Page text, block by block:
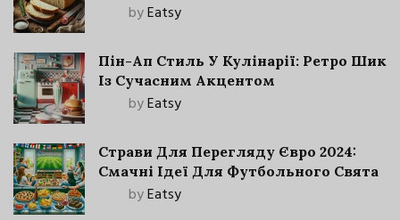
byEatsy
Пін-Ап Стиль У Кулінарії: Ретро Шик
Із Сучасним Акцентом
byEatsy
Страви Для Перегляду Євро 2024:
Смачні Ідеї Для Футбольного Свята
byEatsy